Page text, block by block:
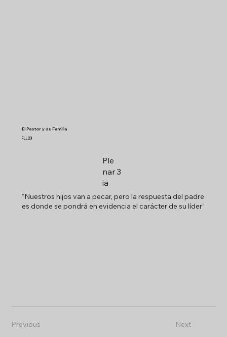
El Pastor y su Familia
FLL23
Ple
nar
ia
3
“Nuestros hijos van a pecar, pero la respuesta del padre
es donde se pondrá en evidencia el carácter de su líder”
Previous Next